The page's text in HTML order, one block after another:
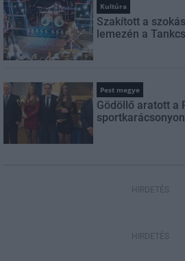
Kultúra
Szakított a
lemezén a
Pest megye
Gödöllő aratott a
sportkarácsonyon
HIRDETÉS
HIRDETÉS